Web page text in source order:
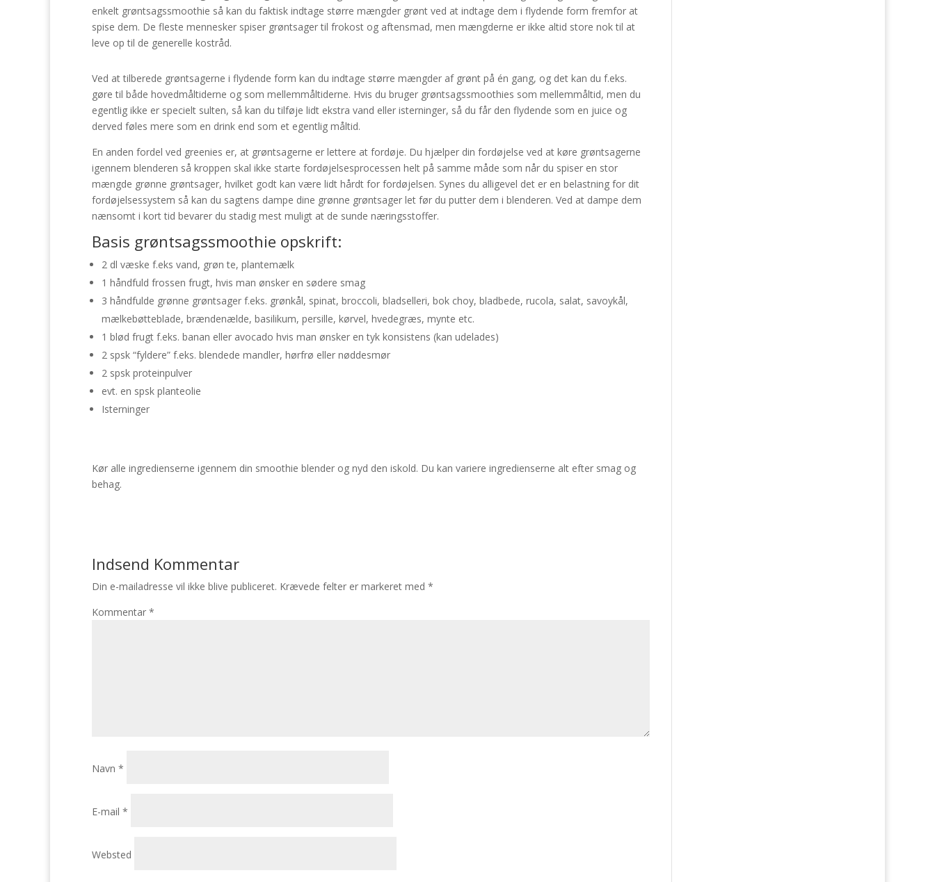
enkelt grøntsagssmoothie så kan du faktisk indtage større mængder grønt ved at indtage dem i flydende form fremfor at
spise dem. De fleste mennesker spiser grøntsager til frokost og aftensmad, men mængderne er ikke altid store nok til at
leve op til de generelle kostråd.
Ved at tilberede grøntsagerne i flydende form kan du indtage større mængder af grønt på én gang, og det kan du f.eks.
gøre til både hovedmåltiderne og som mellemmåltiderne. Hvis du bruger grøntsagssmoothies som mellemmåltid, men du
egentlig ikke er specielt sulten, så kan du tilføje lidt ekstra vand eller isterninger, så du får den flydende som en juice og
derved føles mere som en drink end som et egentlig måltid.
En anden fordel ved greenies er, at grøntsagerne er lettere at fordøje. Du hjælper din fordøjelse ved at køre grøntsagerne
igennem blenderen så kroppen skal ikke starte fordøjelsesprocessen helt på samme måde som når du spiser en stor
mængde grønne grøntsager, hvilket godt kan være lidt hårdt for fordøjelsen. Synes du alligevel det er en belastning for dit
fordøjelsessystem så kan du sagtens dampe dine grønne grøntsager let før du putter dem i blenderen. Ved at dampe dem
nænsomt i kort tid bevarer du stadig mest muligt at de sunde næringsstoffer.
Basis grøntsagssmoothie opskrift:
2 dl væske f.eks vand, grøn te, plantemælk
1 håndfuld frossen frugt, hvis man ønsker en sødere smag
3 håndfulde grønne grøntsager f.eks. grønkål, spinat, broccoli, bladselleri, bok choy, bladbede, rucola, salat, savoykål,
mælkebøtteblade, brændenælde, basilikum, persille, kørvel, hvedegræs, mynte etc.
1 blød frugt f.eks. banan eller avocado hvis man ønsker en tyk konsistens (kan udelades)
2 spsk “fyldere” f.eks. blendede mandler, hørfrø eller nøddesmør
2 spsk proteinpulver
evt. en spsk planteolie
Isterninger
Kør alle ingredienserne igennem din smoothie blender og nyd den iskold. Du kan variere ingredienserne alt efter smag og
behag.
Indsend Kommentar
Din e-mailadresse vil ikke blive publiceret. Krævede felter er markeret med *
Kommentar *
Navn *
E-mail *
Websted